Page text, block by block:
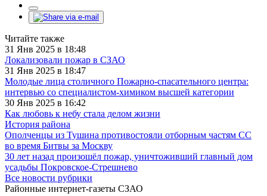
Читайте также
31 Янв 2025 в 18:48
Локализовали пожар в СЗАО
31 Янв 2025 в 18:47
Молодые лица столичного Пожарно-спасательного центра:
интервью со специалистом-химиком высшей категории
30 Янв 2025 в 16:42
Как любовь к небу стала делом жизни
История района
Ополченцы из Тушина противостояли отборным частям СС
во время Битвы за Москву
30 лет назад произошёл пожар, уничтоживший главный дом
усадьбы Покровское-Стрешнево
Все новости рубрики
Районные интернет-газеты СЗАО